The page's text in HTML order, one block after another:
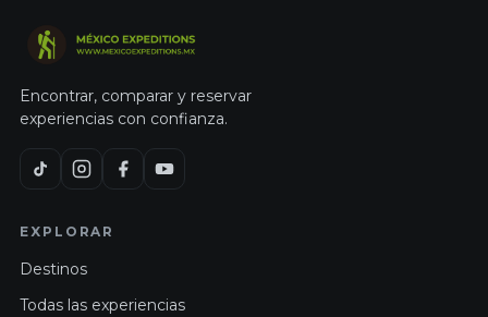
Encontrar, comparar y reservar
experiencias con confianza.
EXPLORAR
Destinos
Todas las experiencias